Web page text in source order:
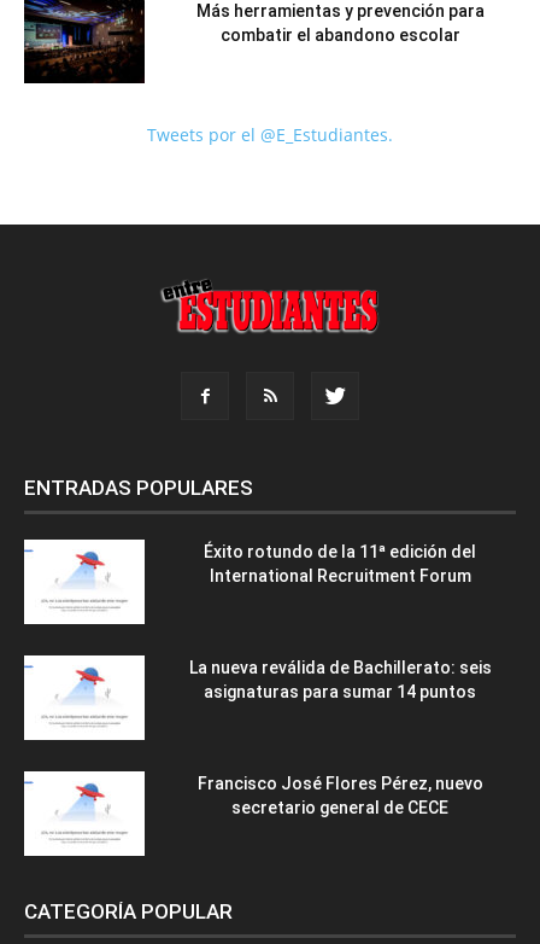
Más herramientas y prevención para
combatir el abandono escolar
Tweets por el @E_Estudiantes.
ENTRADAS POPULARES
Éxito rotundo de la 11ª edición del
International Recruitment Forum
La nueva reválida de Bachillerato: seis
asignaturas para sumar 14 puntos
Francisco José Flores Pérez, nuevo
secretario general de CECE
CATEGORÍA POPULAR